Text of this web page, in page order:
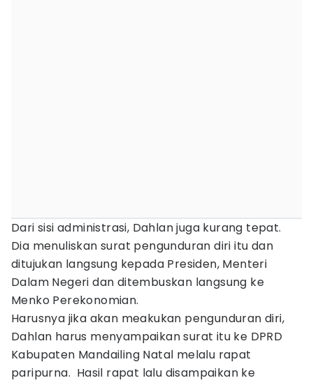
Dari sisi administrasi, Dahlan juga kurang tepat.
Dia menuliskan surat pengunduran diri itu dan
ditujukan langsung kepada Presiden, Menteri
Dalam Negeri dan ditembuskan langsung ke
Menko Perekonomian.
Harusnya jika akan meakukan pengunduran diri,
Dahlan harus menyampaikan surat itu ke DPRD
Kabupaten Mandailing Natal melalu rapat
paripurna. Hasil rapat lalu disampaikan ke